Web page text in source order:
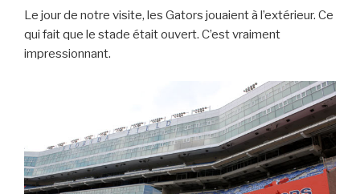
Le jour de notre visite, les Gators jouaient à l’extérieur. Ce
qui fait que le stade était ouvert. C’est vraiment
impressionnant.